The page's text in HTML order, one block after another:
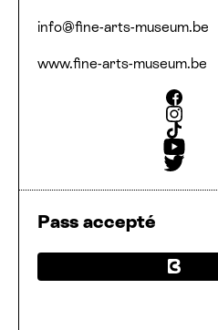
info@​fine-​arts-​museum.​be
www​.fine​-arts​-muse​um​.be
Pass accepté